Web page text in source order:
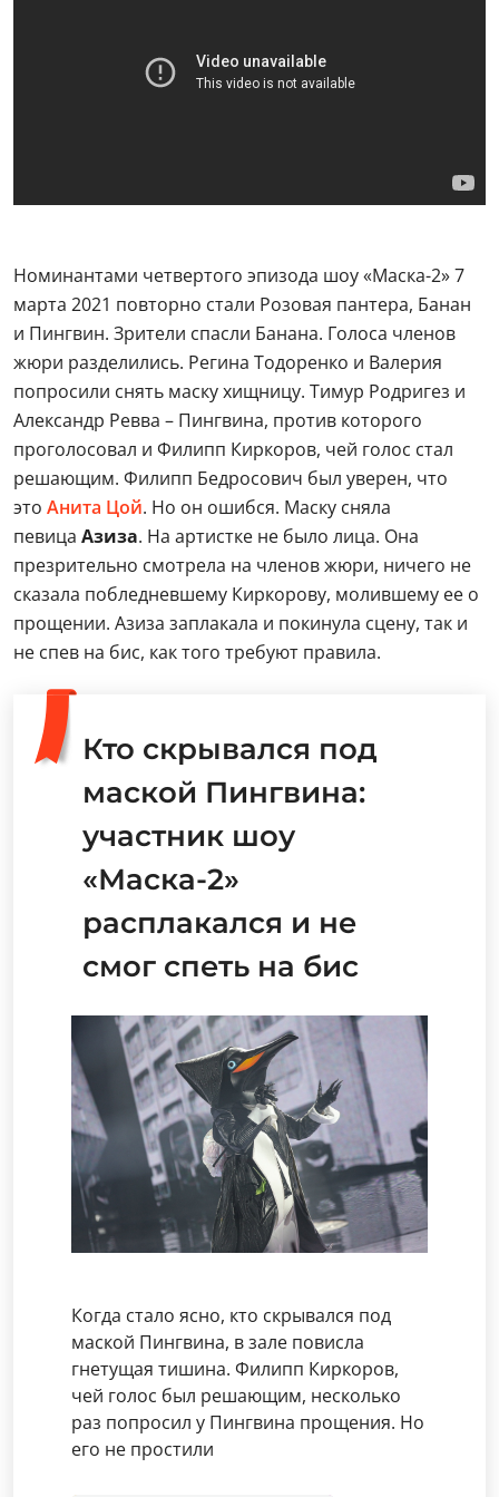
Номинантами четвертого эпизода шоу «Маска-2» 7
марта 2021 повторно стали Розовая пантера, Банан
и Пингвин. Зрители спасли Банана. Голоса членов
жюри разделились. Регина Тодоренко и Валерия
попросили снять маску хищницу. Тимур Родригез и
Александр Ревва – Пингвина, против которого
проголосовал и Филипп Киркоров, чей голос стал
решающим. Филипп Бедросович был уверен, что
это Анита Цой. Но он ошибся. Маску сняла
певица Азиза. На артистке не было лица. Она
презрительно смотрела на членов жюри, ничего не
сказала побледневшему Киркорову, молившему ее о
прощении. Азиза заплакала и покинула сцену, так и
не спев на бис, как того требуют правила.
Кто скрывался под
маской Пингвина:
участник шоу
«Маска-2»
расплакался и не
смог спеть на бис
Когда стало ясно, кто скрывался под
маской Пингвина, в зале повисла
гнетущая тишина. Филипп Киркоров,
чей голос был решающим, несколько
раз попросил у Пингвина прощения. Но
его не простили